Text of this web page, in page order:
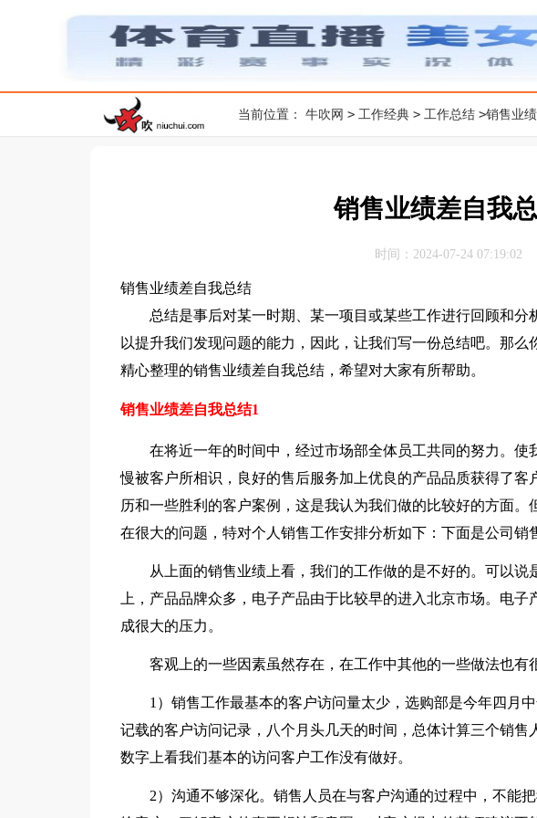
当前位置： 牛吹网 > 工作经典 > 工作总结 >销售业
销售业绩差自我
时间：2024-07-24 07:19:02
销售业绩差自我总结
总结是事后对某一时期、某一项目或某些工作进行回顾和分
以提升我们发现问题的能力，因此，让我们写一份总结吧。那
精心整理的销售业绩差自我总结，希望对大家有所帮助。
销售业绩差自我总结1
在将近一年的时间中，经过市场部全体员工共同的努力。使
慢被客户所相识，良好的售后服务加上优良的产品品质获得了客
历和一些胜利的客户案例，这是我认为我们做的比较好的方面
在很大的问题，特对个人销售工作安排分析如下：下面是公司销
从上面的销售业绩上看，我们的工作做的是不好的。可以说
上，产品品牌众多，电子产品由于比较早的进入北京市场。电
成很大的压力。
客观上的一些因素虽然存在，在工作中其他的一些做法也有
1）销售工作最基本的客户访问量太少，选购部是今年四月中
记载的客户访问记录，八个月头几天的时间，总体计算三个销售
数字上看我们基本的访问客户工作没有做好。
2）沟通不够深化。销售人员在与客户沟通的过程中，不能把